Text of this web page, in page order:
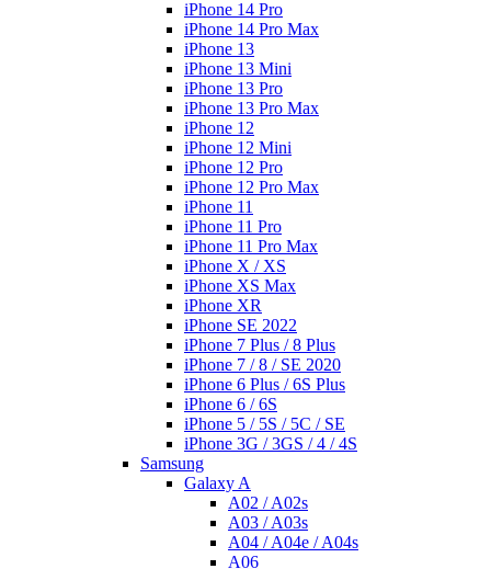
iPhone 14 Pro
iPhone 14 Pro Max
iPhone 13
iPhone 13 Mini
iPhone 13 Pro
iPhone 13 Pro Max
iPhone 12
iPhone 12 Mini
iPhone 12 Pro
iPhone 12 Pro Max
iPhone 11
iPhone 11 Pro
iPhone 11 Pro Max
iPhone X / XS
iPhone XS Max
iPhone XR
iPhone SE 2022
iPhone 7 Plus / 8 Plus
iPhone 7 / 8 / SE 2020
iPhone 6 Plus / 6S Plus
iPhone 6 / 6S
iPhone 5 / 5S / 5C / SE
iPhone 3G / 3GS / 4 / 4S
Samsung
Galaxy A
A02 / A02s
A03 / A03s
A04 / A04e / A04s
A06